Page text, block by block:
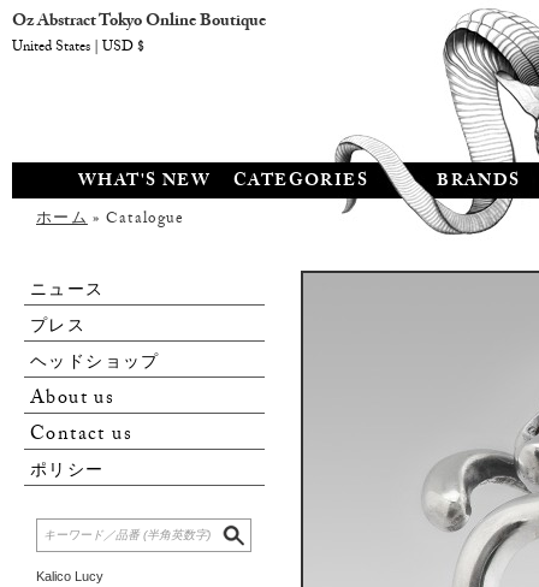
WHAT'S NEW CATEGORIES BRANDS
ホーム» Catalogue
ニュース
プレス
ヘッドショップ
About us
Contact us
ポリシー
Kalico Lucy
Oz Abstract Tokyo Online Boutique
United States | USD $